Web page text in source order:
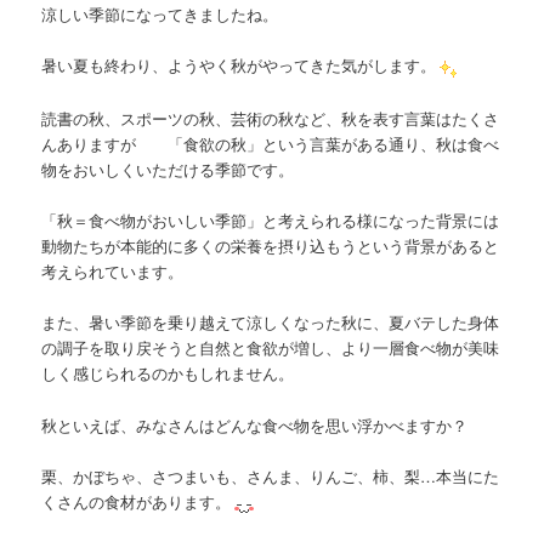
動
ー
シ
ョ
涼しい季節になってきましたね。
暑い夏も終わり、ようやく秋がやってきた気がします。
読書の秋、スポーツの秋、芸術の秋など、秋を表す言葉はたくさ
んありますが 「食欲の秋」という言葉がある通り、秋は食べ
物をおいしくいただける季節です。
「秋＝食べ物がおいしい季節」と考えられる様になった背景には
動物たちが本能的に多くの栄養を摂り込もうという背景があると
考えられています。
また、暑い季節を乗り越えて涼しくなった秋に、夏バテした身体
の調子を取り戻そうと自然と食欲が増し、より一層食べ物が美味
しく感じられるのかもしれません。
秋といえば、みなさんはどんな食べ物を思い浮かべますか？
栗、かぼちゃ、さつまいも、さんま、りんご、柿、梨…本当にた
くさんの食材があります。